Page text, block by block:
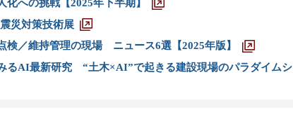
化への挑戦【2025年下半期】
災対策技術展
検／維持管理の現場 ニュース6選【2025年版】
るAI最新研究 “土木×AI”で起きる建設現場のパラダイムシ